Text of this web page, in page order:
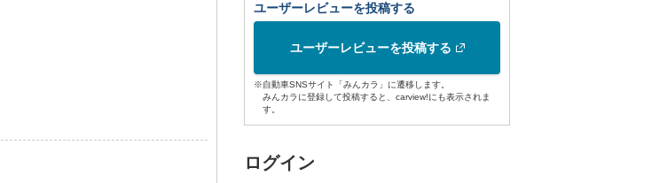
ユーザーレビューを投稿する
ユーザーレビューを投稿する
※自動車SNSサイト「みんカラ」に遷移します。
みんカラに登録して投稿すると、carview!にも表示されま
す。
ログイン